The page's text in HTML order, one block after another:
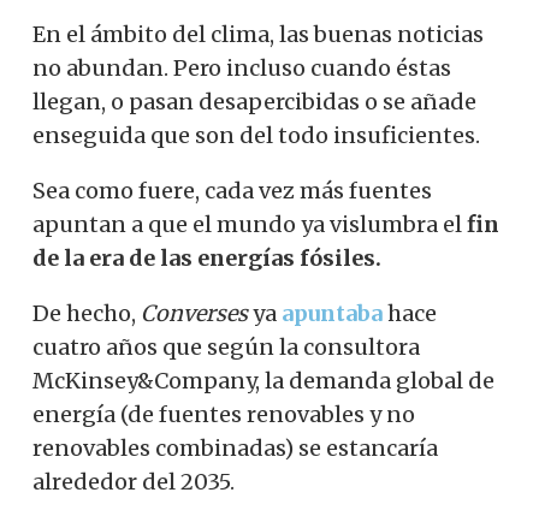
En el ámbito del clima, las buenas noticias
no abundan. Pero incluso cuando éstas
llegan, o pasan desapercibidas o se añade
enseguida que son del todo insuficientes.
Sea como fuere, cada vez más fuentes
apuntan a que el mundo ya vislumbra elfin
de la era de las energías fósiles.
De hecho, Conversesya apuntabahace
cuatro años que según la consultora
McKinsey&Company, la demanda global de
energía (de fuentes renovables y no
renovables combinadas) se estancaría
alrededor del 2035.